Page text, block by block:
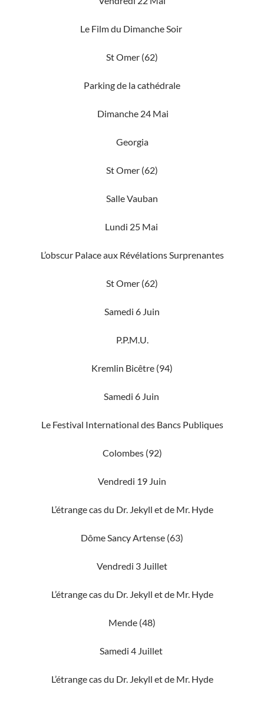
Le Film du Dimanche Soir
St Omer (62)
Parking de la cathédrale
Dimanche 24 Mai
Georgia
St Omer (62)
Salle Vauban
Lundi 25 Mai
L’obscur Palace aux Révélations Surprenantes
St Omer (62)
Samedi 6 Juin
P.P.M.U.
Kremlin Bicêtre (94)
Samedi 6 Juin
Le Festival International des Bancs Publiques
Colombes (92)
Vendredi 19 Juin
L’étrange cas du Dr. Jekyll et de Mr. Hyde
Dôme Sancy Artense (63)
Vendredi 3 Juillet
L’étrange cas du Dr. Jekyll et de Mr. Hyde
Mende (48)
Samedi 4 Juillet
L’étrange cas du Dr. Jekyll et de Mr. Hyde